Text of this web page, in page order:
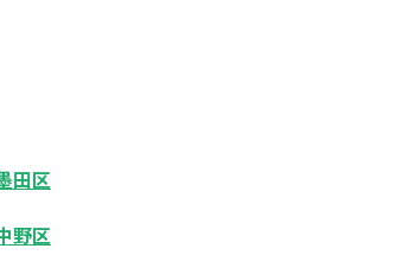
田区
野区